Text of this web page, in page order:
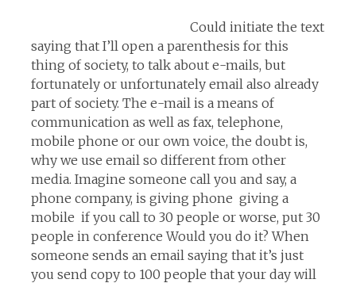
Could initiate the text
saying that I’ll open a parenthesis for this
thing of society, to talk about e-mails, but
fortunately or unfortunately email also already
part of society. The e-mail is a means of
communication as well as fax, telephone,
mobile phone or our own voice, the doubt is,
why we use email so different from other
media. Imagine someone call you and say, a
phone company, is giving phone giving a
mobile if you call to 30 people or worse, put 30
people in conference Would you do it? When
someone sends an email saying that it’s just
you send copy to 100 people that your day will